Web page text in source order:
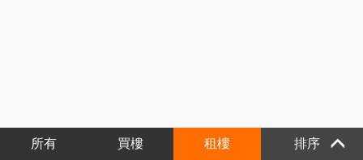
所有 買樓 租樓 排序